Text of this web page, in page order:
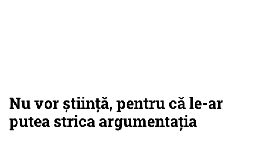
Nu vor știință, pentru că le-ar
putea strica argumentația